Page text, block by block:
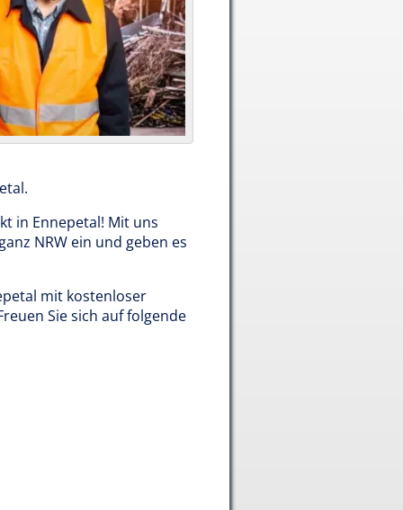
in Ennepetal! Mit uns
NRW ein und geben es
mit kostenloser
Sie sich auf folgende